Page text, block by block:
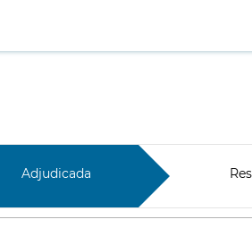
Adjudicada